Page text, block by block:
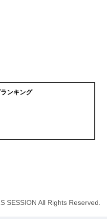
ンキング
SESSION All Rights Reserved.